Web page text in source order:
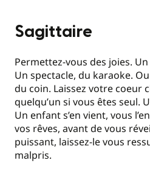
Sagittaire
Permettez-vous des joies.
Un spectacle, du karaoke.
du coin. Laissez votre coeur
quelqu’un si vous êtes seul.
Un enfant s’en vient, vous
vos rêves, avant de vous
puissant, laissez-le vous
malpris.